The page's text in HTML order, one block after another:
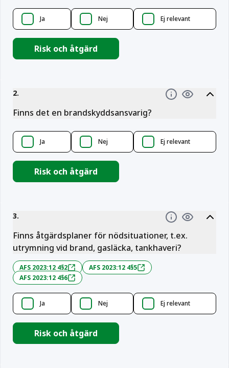
Ja Nej Ej relevant
Risk och åtgärd
2.
Finns det en brandskyddsansvarig?
Ja Nej Ej relevant
Risk och åtgärd
3.
Finns åtgärdsplaner för nödsituationer, t.ex.
utrymning vid brand, gasläcka, tankhaveri?
AFS 2023:12 4§2
AFS 2023:12 4§5
AFS 2023:12 4§6
Ja Nej Ej relevant
Risk och åtgärd